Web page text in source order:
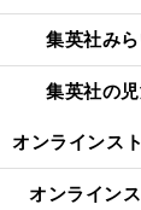
集英社み
集英社の
オンラインス
オンライン